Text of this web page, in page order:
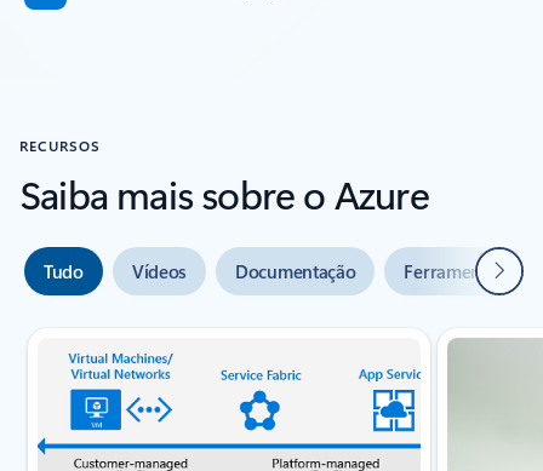
RECURSOS
Saiba mais sobre o Azure
Tudo Vídeos Documentação Ferramentas
Indicador de slide {0} {1}